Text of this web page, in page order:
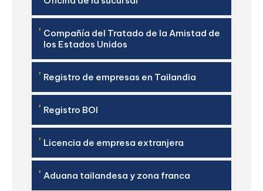
' Compañía del Tratado de la Amistad de
los Estados Unidos
' Registro de empresas en Tailandia
' Registro BOI
' Licencia de empresa extranjera
' Aduana tailandesa y zona franca